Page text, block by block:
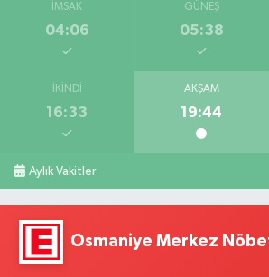
İMSAK
04:06
GÜNEŞ
05:38
İKINDI
16:33
AKŞAM
19:44
Aylık Vakitler
Osmaniye Merkez